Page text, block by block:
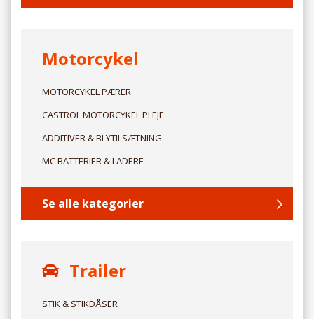
Motorcykel
MOTORCYKEL PÆRER
CASTROL MOTORCYKEL PLEJE
ADDITIVER & BLYTILSÆTNING
MC BATTERIER & LADERE
Se alle kategorier
Trailer
STIK & STIKDÅSER